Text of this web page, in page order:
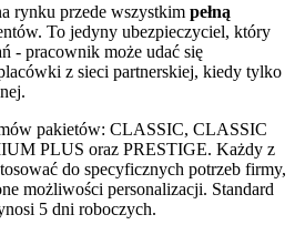
rynku przede wszystkim pełną
To jedyny ubezpieczyciel, który
- pracownik może udać się
z sieci partnerskiej, kiedy tylko
pakietów: CLASSIC, CLASSIC
PLUS oraz PRESTIGE. Każdy z
do specyficznych potrzeb firmy,
możliwości personalizacji. Standard
5 dni roboczych.